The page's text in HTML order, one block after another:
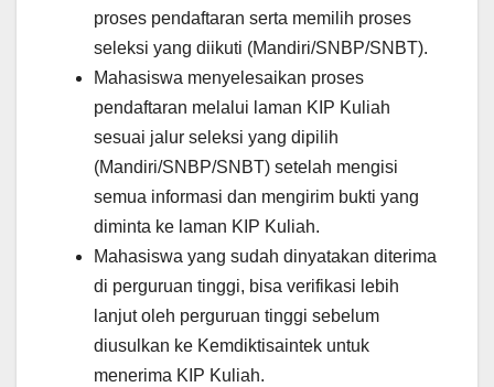
proses pendaftaran serta memilih proses
seleksi yang diikuti (Mandiri/SNBP/SNBT).
Mahasiswa menyelesaikan proses
pendaftaran melalui laman KIP Kuliah
sesuai jalur seleksi yang dipilih
(Mandiri/SNBP/SNBT) setelah mengisi
semua informasi dan mengirim bukti yang
diminta ke laman KIP Kuliah.
Mahasiswa yang sudah dinyatakan diterima
di perguruan tinggi, bisa verifikasi lebih
lanjut oleh perguruan tinggi sebelum
diusulkan ke Kemdiktisaintek untuk
menerima KIP Kuliah.